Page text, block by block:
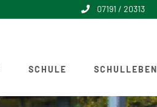
07191 / 20313
SCHULE SCHULLEBEN